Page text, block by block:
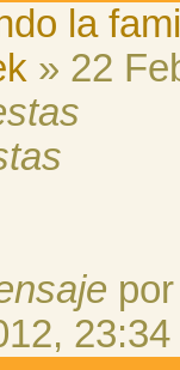
la
» 22
23:34